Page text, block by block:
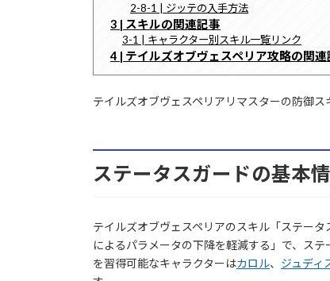
2-8-1 | ジッテの入手方法
3 | スキルの関連記事
3-1 | キャラクター別スキル一覧リンク
4 | テイルズオブヴェスペリア攻略の関連
テイルズオブヴェスペリアリマスターの防御
ステータスガードの基本
テイルズオブヴェスペリアのスキル「ステー
によるパラメータの下降を軽減する」で、ス
を習得可能なキャラクターはカロル、 ジュディ